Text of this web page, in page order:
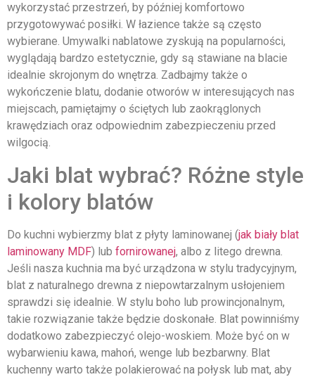
wykorzystać przestrzeń, by później komfortowo
przygotowywać posiłki. W łazience także są często
wybierane. Umywalki nablatowe zyskują na popularności,
wyglądają bardzo estetycznie, gdy są stawiane na blacie
idealnie skrojonym do wnętrza. Zadbajmy także o
wykończenie blatu, dodanie otworów w interesujących nas
miejscach, pamiętajmy o ściętych lub zaokrąglonych
krawędziach oraz odpowiednim zabezpieczeniu przed
wilgocią.
Jaki blat wybrać? Różne style
i kolory blatów
Do kuchni wybierzmy blat z płyty laminowanej (jak biały blat
laminowany MDF) lub fornirowanej, albo z litego drewna.
Jeśli nasza kuchnia ma być urządzona w stylu tradycyjnym,
blat z naturalnego drewna z niepowtarzalnym usłojeniem
sprawdzi się idealnie. W stylu boho lub prowincjonalnym,
takie rozwiązanie także będzie doskonałe. Blat powinniśmy
dodatkowo zabezpieczyć olejo-woskiem. Może być on w
wybarwieniu kawa, mahoń, wenge lub bezbarwny. Blat
kuchenny warto także polakierować na połysk lub mat, aby